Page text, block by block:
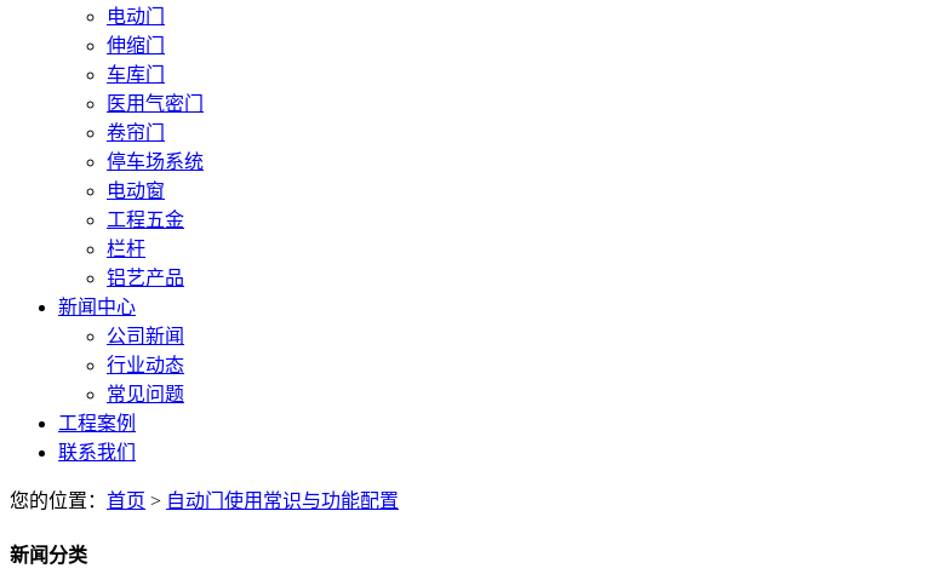
电动门
伸缩门
车库门
医用气密门
卷帘门
停车场系统
电动窗
工程五金
栏杆
铝艺产品
新闻中心
公司新闻
行业动态
常见问题
工程案例
联系我们
您的位置： 首页 > 自动门使用常识与功能配置
新闻分类